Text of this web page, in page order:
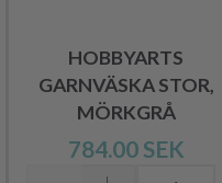
HOBBYARTS
GARNVÄSKA STOR,
MÖRKGRÅ
784.00 SEK